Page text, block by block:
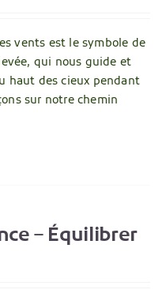
vents est le symbole de
qui nous guide et
haut des cieux pendant
sur notre chemin
– Équilibrer